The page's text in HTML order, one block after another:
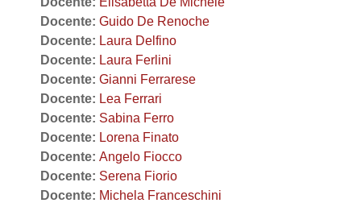
Docente: Guido De Renoche
Docente: Laura Delfino
Docente: Laura Ferlini
Docente: Gianni Ferrarese
Docente: Lea Ferrari
Docente: Sabina Ferro
Docente: Lorena Finato
Docente: Angelo Fiocco
Docente: Serena Fiorio
Docente: Michela Franceschini